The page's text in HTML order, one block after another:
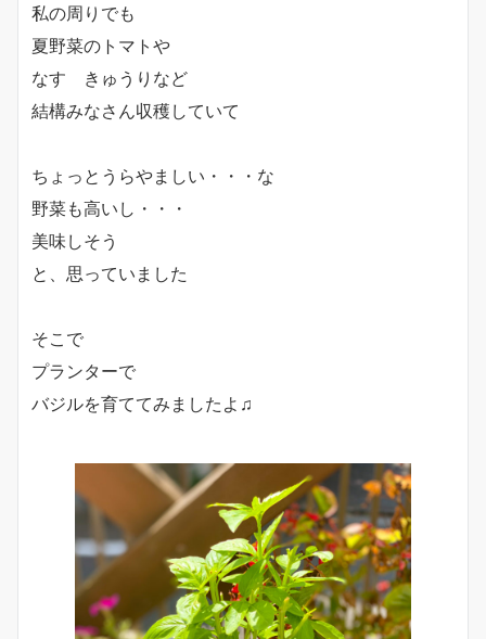
私の周りでも
夏野菜のトマトや
なす きゅうりなど
結構みなさん収穫していて
ちょっとうらやましい・・・な
野菜も高いし・・・
美味しそう
と、思っていました
そこで
プランターで
バジルを育ててみましたよ♫